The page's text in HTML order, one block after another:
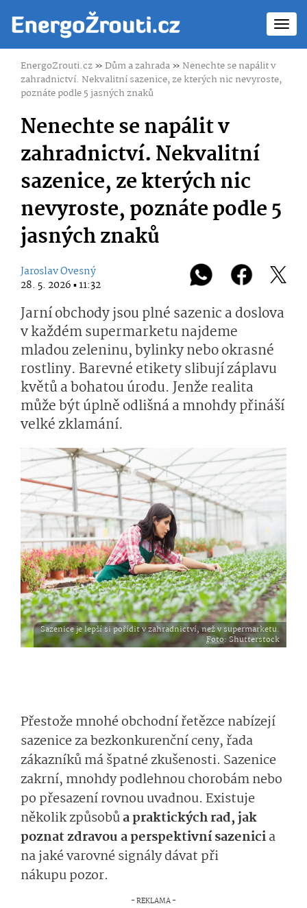
EnergoZrouti.cz»Dům a zahrada»Nenechte se napálit v
zahradnictví. Nekvalitní sazenice, ze kterých nic nevyroste,
poznáte podle 5 jasných znaků
Nenechte se napálit v
zahradnictví. Nekvalitní
sazenice, ze kterých nic
nevyroste, poznáte podle 5
jasných znaků
Jaroslav Ovesný
28. 5. 2026 ▪ 11:32
Jarní obchody jsou plné sazenic a doslova
v každém supermarketu najdeme
mladou zeleninu, bylinky nebo okrasné
rostliny. Barevné etikety slibují záplavu
květů a bohatou úrodu. Jenže realita
může být úplně odlišná a mnohdy přináší
velké zklamání.
Sazenice je lepší si pořídit v zahradnictví, než v supermarketu.
Foto: Shutterstock
Přestože mnohé obchodní řetězce nabízejí
sazenice za bezkonkurenční ceny, řada
zákazníků má špatné zkušenosti. Sazenice
zakrní, mnohdy podlehnou chorobám nebo
po přesazení rovnou uvadnou. Existuje
několik způsobůa praktických rad, jak
poznat zdravou a perspektivní sazenicia
na jaké varovné signály dávat při
nákupu pozor.